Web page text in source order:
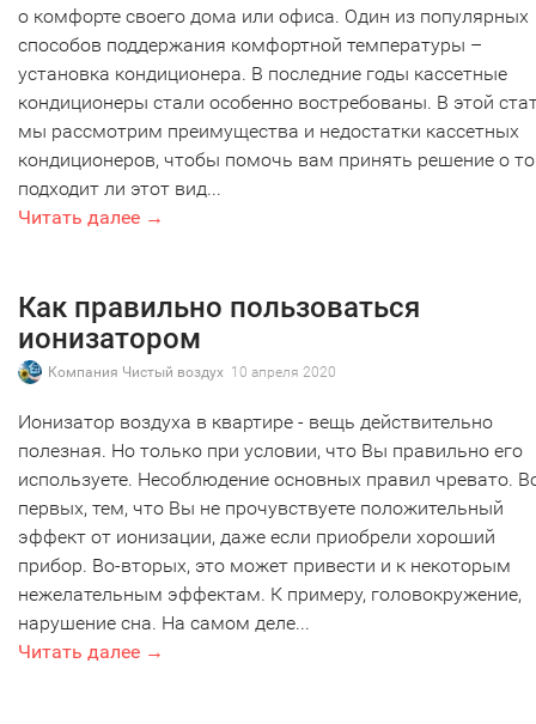
о комфорте своего дома или офиса. Один из популярных
способов поддержания комфортной температуры –
установка кондиционера. В последние годы кассетные
кондиционеры стали особенно востребованы. В этой
мы рассмотрим преимущества и недостатки кассетных
кондиционеров, чтобы помочь вам принять решение о
подходит ли этот вид...
Читать далее →
Как правильно пользоваться
ионизатором
Компания Чистый воздух 10 апреля 2020
Ионизатор воздуха в квартире - вещь действительно
полезная. Но только при условии, что Вы правильно его
используете. Несоблюдение основных правил чревато.
первых, тем, что Вы не прочувствуете положительный
эффект от ионизации, даже если приобрели хороший
прибор. Во-вторых, это может привести и к некоторым
нежелательным эффектам. К примеру, головокружение,
нарушение сна. На самом деле...
Читать далее →